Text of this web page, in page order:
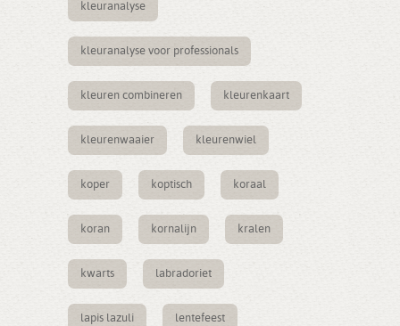
kleuranalyse
kleuranalyse voor professionals
kleuren combineren kleurenkaart
kleurenwaaier kleurenwiel
koper koptisch koraal
koran kornalijn kralen
kwarts labradoriet
lapis lazuli lentefeest